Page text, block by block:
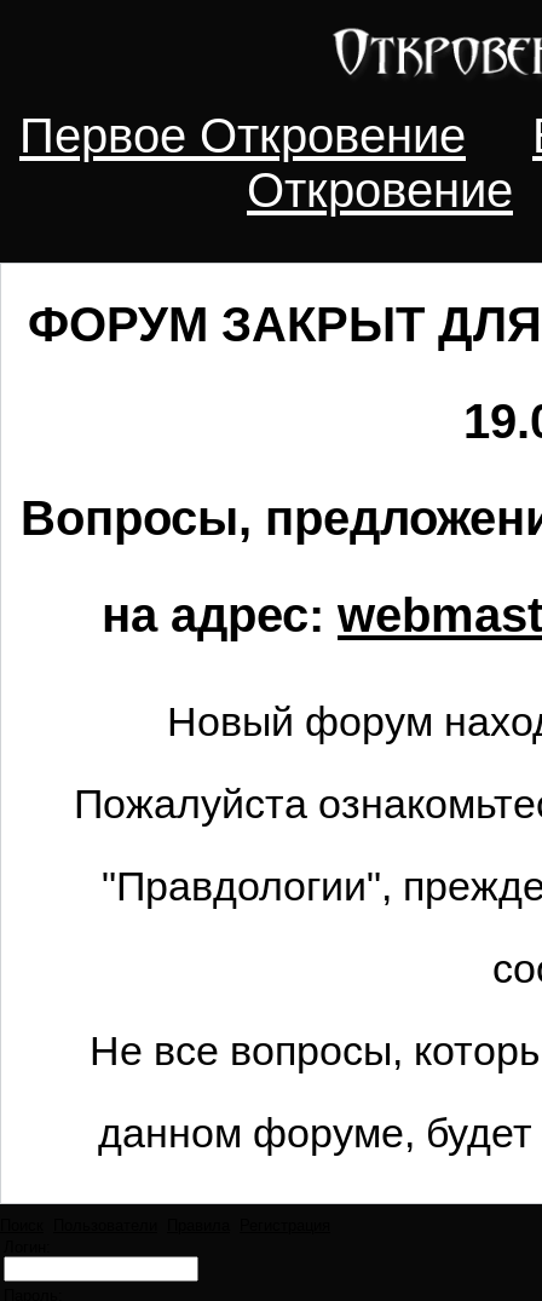
Первое Откровение
Откровение
ФОРУМ ЗАКРЫТ
Вопросы,
на адрес:
Новый форум
Пожалуйста
"Правдологии",
Не все вопросы,
данном форуме,